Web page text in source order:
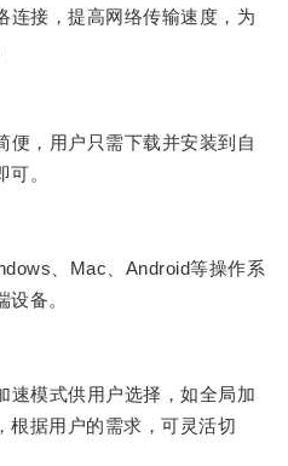
接，提高网络传输速度，为
，用户只需下载并安装到自
。
、Mac、Android等操作系
备。
模式供用户选择，如全局加
根据用户的需求，可灵活切